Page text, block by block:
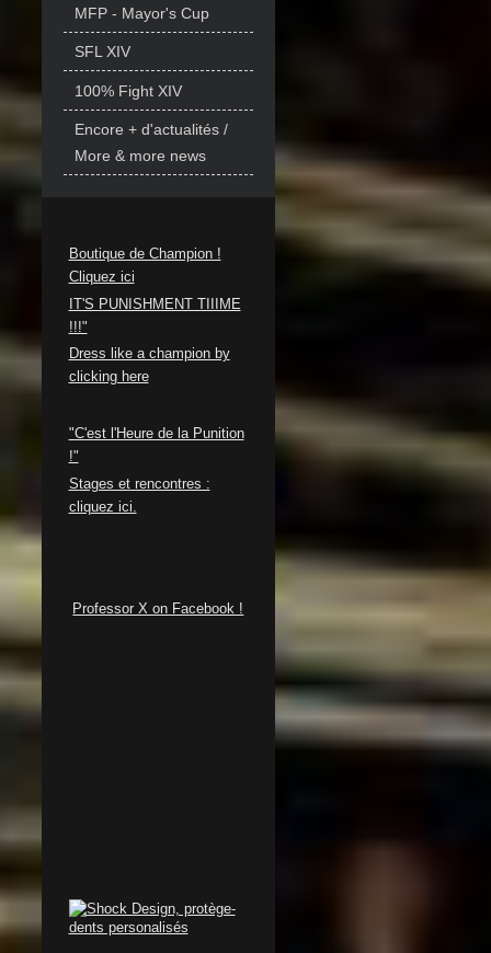
MFP - Mayor's Cup
SFL XIV
100% Fight XIV
Encore + d'actualités /
More & more news
Boutique de Champion !
Cliquez ici
IT'S PUNISHMENT TIIIME
!!!"
Dress like a champion by
clicking here
"C'est l'Heure de la Punition
!"
Stages et rencontres :
cliquez ici.
Professor X on Facebook !